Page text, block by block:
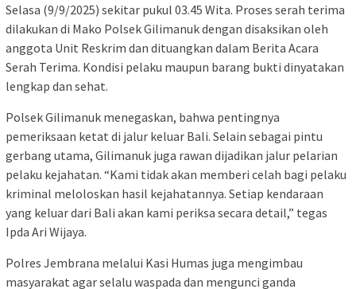
Selasa (9/9/2025) sekitar pukul 03.45 Wita. Proses serah terima
dilakukan di Mako Polsek Gilimanuk dengan disaksikan oleh
anggota Unit Reskrim dan dituangkan dalam Berita Acara
Serah Terima. Kondisi pelaku maupun barang bukti dinyatakan
lengkap dan sehat.
Polsek Gilimanuk menegaskan, bahwa pentingnya
pemeriksaan ketat di jalur keluar Bali. Selain sebagai pintu
gerbang utama, Gilimanuk juga rawan dijadikan jalur pelarian
pelaku kejahatan. “Kami tidak akan memberi celah bagi pelaku
kriminal meloloskan hasil kejahatannya. Setiap kendaraan
yang keluar dari Bali akan kami periksa secara detail,” tegas
Ipda Ari Wijaya.
Polres Jembrana melalui Kasi Humas juga mengimbau
masyarakat agar selalu waspada dan mengunci ganda